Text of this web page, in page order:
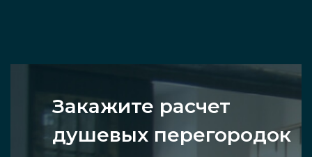
Закажите расчет
душевых перегородок